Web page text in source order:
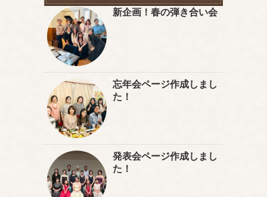
新企画！春の弾き合い会
忘年会ページ作成しまし
た！
発表会ページ作成しまし
た！